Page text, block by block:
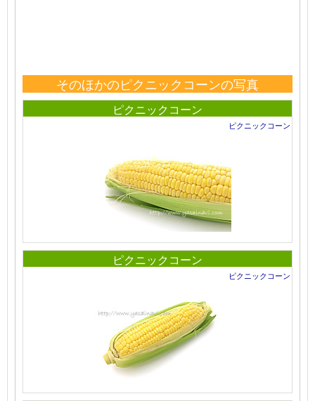
そのほかのピクニックコーンの写真
ピクニックコーン
ピクニックコーン
ピクニックコーン
ピクニックコーン